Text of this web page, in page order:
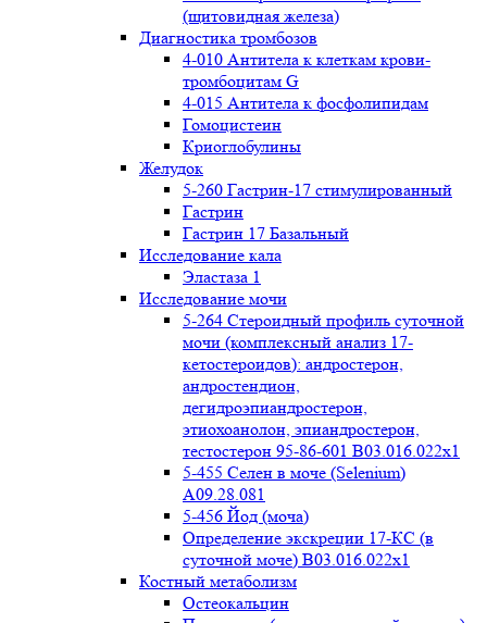
(щитовидная железа)
Диагностика тромбозов
4-010 Антитела к клеткам крови-
тромбоцитам G
4-015 Антитела к фосфолипидам
Гомоцистеин
Криоглобулины
Желудок
5-260 Гастрин-17 стимулированный
Гастрин
Гастрин 17 Базальный
Исследование кала
Эластаза 1
Исследование мочи
5-264 Стероидный профиль суточной
мочи (комплексный анализ 17-
кетостероидов): андростерон,
андростендион,
дегидроэпиандростерон,
этиохоанолон, эпиандростерон,
тестостерон 95-86-601 B03.016.022x1
5-455 Селен в моче (Selenium)
A09.28.081
5-456 Йод (моча)
Определение экскреции 17-КС (в
суточной моче) B03.016.022x1
Костный метаболизм
Остеокальцин